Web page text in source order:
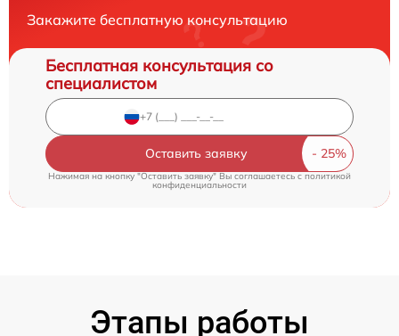
Закажите бесплатную консультацию
Бесплатная консультация со
специалистом
Оставить заявку
Нажимая на кнопку "Оставить заявку" Вы соглашаетесь cполитикой
конфиденциальности
Этапы работы